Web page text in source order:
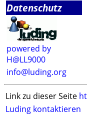
Datenschutz
powered by
H@LL9000
info@luding.org
Link zu dieser Seite
Luding kontaktieren